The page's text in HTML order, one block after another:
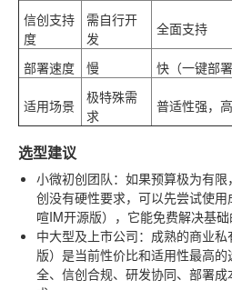
信创支持
度
需自行开
发
全面支持
部署速度 慢 快（一键部署
适用场景
极特殊需
求
普适性强，
选型建议
小微初创团队 ：如果预算极为有
创没有硬性要求，可以先尝试使
喧IM开源版），它能免费解决基础
中大型及上市公司：成熟的商业
版）是当前性价比和适用性最高
全、信创合规、研发协同、部署